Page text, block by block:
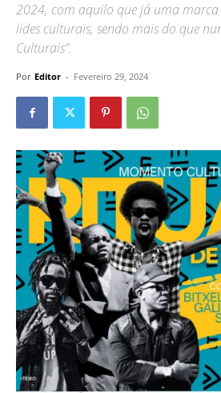
2024, com aquilo que já uma
lides culturais, sendo mais do que
Culturais”.
Por Editor - Fevereiro 29, 2024